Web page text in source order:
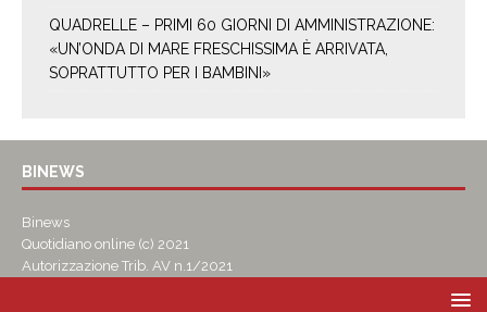
QUADRELLE – PRIMI 60 GIORNI DI AMMINISTRAZIONE:
«UN’ONDA DI MARE FRESCHISSIMA È ARRIVATA,
SOPRATTUTTO PER I BAMBINI»
BINEWS
Binews
Quotidiano online (c) 2021
Autorizzazione Trib. AV n.1/2021